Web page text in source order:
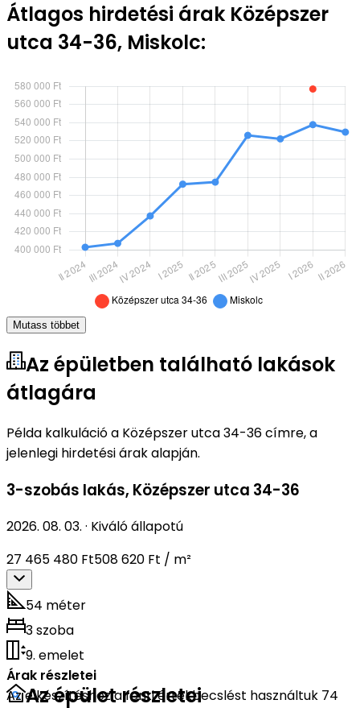
Átlagos hirdetési árak Középszer
utca 34-36, Miskolc:
Mutass többet
Az épületben található lakások
átlagára
Példa kalkuláció a Középszer utca 34-36 címre, a
jelenlegi hirdetési árak alapján.
3-szobás lakás, Középszer utca 34-36
2026. 08. 03. · Kiváló állapotú
27 465 480 Ft508 620 Ft / m²
54 méter
3 szoba
9. emelet
Árak részletei
Az elkészítéshez a fenti értékbecslést használtuk 74
Az épület részletei